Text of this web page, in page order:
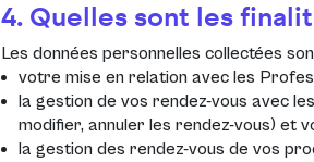
4. Quelles sont les
Les données personnelles collectées
votre mise en relation avec les
la gestion de vos rendez-vous avec
modifier, annuler les rendez-vous) et
la gestion des rendez-vous de vos